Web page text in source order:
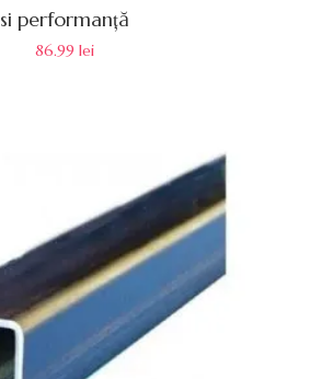
si performanță
86.99 lei